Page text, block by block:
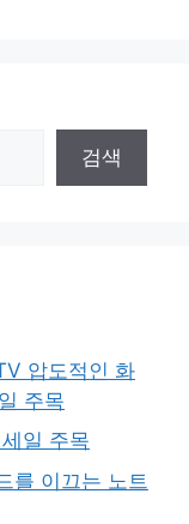
검색
압도적인 화
주목
일 주목
를 이끄는 노트